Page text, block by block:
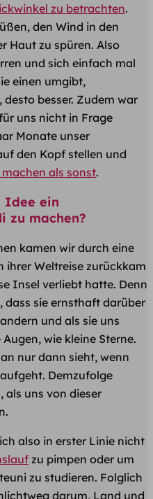
zu betrachten.
den Wind in den
Haut zu spüren. Also
und sich einfach mal
einen umgibt,
besser. Zudem war
uns nicht in Frage
Monate unser
den Kopf stellen und
als sonst.
Idee ein
zu machen?
kamen wir durch eine
ihrer Weltreise zurückkam
Insel verliebt hatte. Denn
dass sie ernsthaft darüber
und als sie uns
wie kleine Sterne.
nur dann sieht, wenn
Demzufolge
als uns von dieser
also in erster Linie nicht
zu pimpen oder um
zu studieren. Folglich
darum, Land und